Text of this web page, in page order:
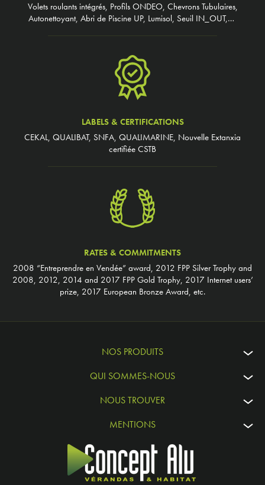
Volets roulants intégrés, Profils ONDEO, Chevrons Tubulaires,
Autonettoyant, Abri de Piscine UP, Lumisol, Seuil IN_OUT,…
LABELS & CERTIFICATIONS
CEKAL, QUALIBAT, SNFA, QUALIMARINE, Nouvelle Extanxia
certifiée CSTB
RATES & COMMITMENTS
2008 “Entreprendre en Vendée” award, 2012 FPP Silver Trophy and
2008, 2012, 2014 and 2017 FPP Gold Trophy, 2017 Internet users’
prize, 2017 European Bronze Award, etc.
NOS PRODUITS
QUI SOMMES-NOUS
NOUS TROUVER
MENTIONS